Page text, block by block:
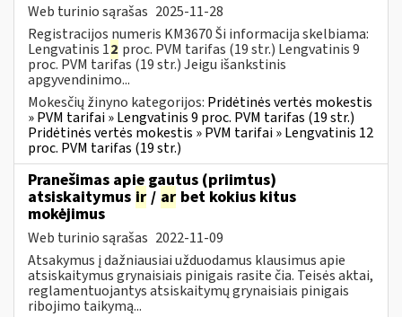
Web turinio sąrašas 2025-11-28
Registracijos numeris KM3670 Ši informacija skelbiama:
Lengvatinis 12 proc. PVM tarifas (19 str.) Lengvatinis 9
proc. PVM tarifas (19 str.) Jeigu išankstinis
apgyvendinimo...
Mokesčių žinyno kategorijos: Pridėtinės vertės mokestis
» PVM tarifai » Lengvatinis 9 proc. PVM tarifas (19 str.)
Pridėtinės vertės mokestis » PVM tarifai » Lengvatinis 12
proc. PVM tarifas (19 str.)
Pranešimas apie gautus (priimtus)
atsiskaitymus ir / ar bet kokius kitus
mokėjimus
Web turinio sąrašas 2022-11-09
Atsakymus į dažniausiai užduodamus klausimus apie
atsiskaitymus grynaisiais pinigais rasite čia. Teisės aktai,
reglamentuojantys atsiskaitymų grynaisiais pinigais
ribojimo taikymą...